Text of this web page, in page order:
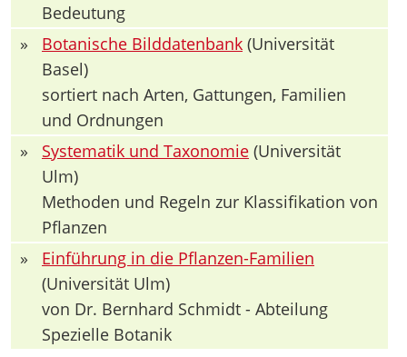
Bedeutung
»
Botanische Bilddatenbank (Universität
Basel)
sortiert nach Arten, Gattungen, Familien
und Ordnungen
»
Systematik und Taxonomie (Universität
Ulm)
Methoden und Regeln zur Klassifikation von
Pflanzen
»
Einführung in die Pflanzen-Familien
(Universität Ulm)
von Dr. Bernhard Schmidt - Abteilung
Spezielle Botanik